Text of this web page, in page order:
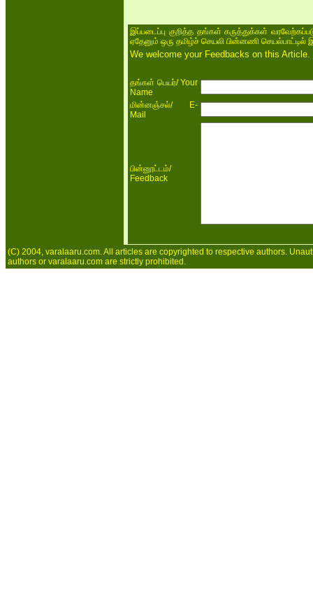
இப்படைப்பு குறித்த தங்கள் கருத்துக்கள்
ஏதேனும் ஒரு தமிழ்ச் செயலி பின்னணி
We welcome your Feedbacks on this
தங்கள் பெயர்/ Your
Name
மின்னஞ்சல்/ E-
Mail
பின்னூட்டம்/
Feedback
(C) 2004, varalaaru.com. All articles are copyrighted to respective authors.
authors or varalaaru.com are strictly prohibited.